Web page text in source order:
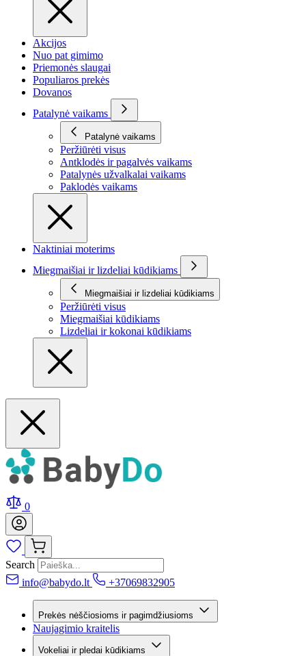
Akcijos
Nuo pat gimimo
Priemonės slaugai
Populiaros prekės
Dovanos
Patalynė vaikams
Patalynė vaikams
Peržiūrėti visus
Antklodės ir pagalvės vaikams
Patalynės užvalkalai vaikams
Paklodės vaikams
Naktiniai moterims
Miegmaišiai ir lizdeliai kūdikiams
Miegmaišiai ir lizdeliai kūdikiams
Peržiūrėti visus
Miegmaišiai kūdikiams
Lizdeliai ir kokonai kūdikiams
0
Search
info@babydo.lt
+37069832905
Prekės nėščiosioms ir pagimdžiusioms
Naujagimio kraitelis
Vokeliai ir pledai kūdikiams